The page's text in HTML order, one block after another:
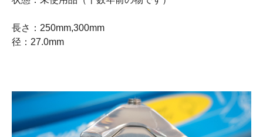
長さ：250mm,300mm
径：27.0mm